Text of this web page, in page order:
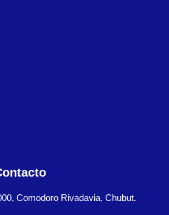
Comodoro Rivadavia, Chubut.